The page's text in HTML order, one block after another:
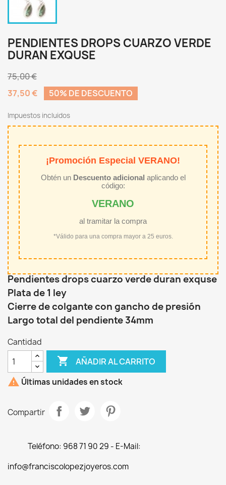
PENDIENTES DROPS CUARZO VERDE
DURAN EXQUSE
75,00 €
37,50 €
50% DE DESCUENTO
Impuestos incluidos
¡Promoción Especial VERANO!
Obtén un Descuento adicional aplicando el
código:
VERANO
al tramitar la compra
*Válido para una compra mayor a 25 euros.
Pendientes drops cuarzo verde duran exquse
Plata de 1 ley
Cierre de colgante con gancho de presión
Largo total del pendiente 34mm
Cantidad
 AÑADIR AL CARRITO
 Últimas unidades en stock
Compartir
Teléfono: 968 71 90 29 - E-Mail:
info@franciscolopezjoyeros.com